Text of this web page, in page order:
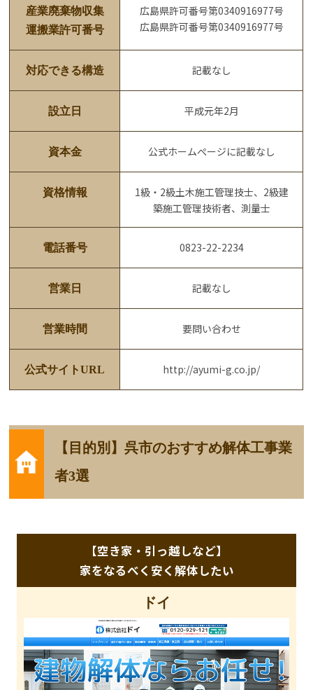
産業廃棄物収集
運搬業許可番号
広島県許可番号第0340916977号
広島県許可番号第0340916977号
対応できる構造 記載なし
設立日 平成元年2月
資本金 公式ホームぺージに記載なし
資格情報
1級・2級土木施工管理技士、2級建
築施工管理技術者、測量士
電話番号 0823-22-2234
営業日 記載なし
営業時間 要問い合わせ
公式サイトURL http://ayumi-g.co.jp/
【目的別】呉市のおすすめ解体工事業
者3選
【空き家・引っ越しなど】
家をなるべく安く解体したい
ドイ